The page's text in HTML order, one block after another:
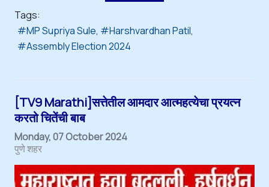
Tags:
MP Supriya Sule
Harshvardhan Patil
Assembly Election 2024
[TV9 Marathi]सत्तेतील आमदार आत्महत्येचा प्रयत्न
करतो चितेंची बाब
Monday, 07 October 2024
पुणे शहर